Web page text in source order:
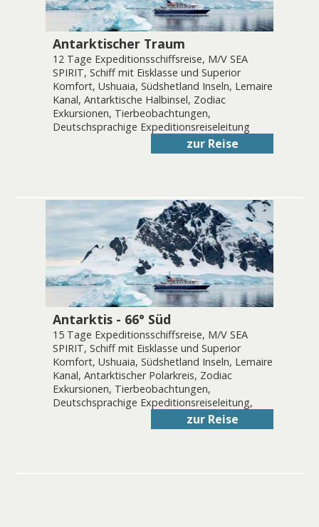
Antarktischer Traum
12 Tage Expeditionsschiffsreise, M/V SEA
SPIRIT, Schiff mit Eisklasse und Superior
Komfort, Ushuaia, Südshetland Inseln, Lemaire
Kanal, Antarktische Halbinsel, Zodiac
Exkursionen, Tierbeobachtungen,
Deutschsprachige Expeditionsreiseleitung
zur Reise
Antarktis - 66° Süd
15 Tage Expeditionsschiffsreise, M/V SEA
SPIRIT, Schiff mit Eisklasse und Superior
Komfort, Ushuaia, Südshetland Inseln, Lemaire
Kanal, Antarktischer Polarkreis, Zodiac
Exkursionen, Tierbeobachtungen,
Deutschsprachige Expeditionsreiseleitung,
zur Reise